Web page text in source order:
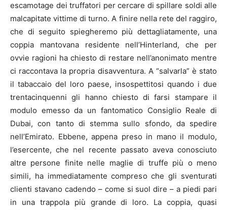
escamotage dei truffatori per cercare di spillare soldi alle
malcapitate vittime di turno. A finire nella rete del raggiro,
che di seguito spiegheremo più dettagliatamente, una
coppia mantovana residente nell’Hinterland, che per
ovvie ragioni ha chiesto di restare nell’anonimato mentre
ci raccontava la propria disavventura. A “salvarla” è stato
il tabaccaio del loro paese, insospettitosi quando i due
trentacinquenni gli hanno chiesto di farsi stampare il
modulo emesso da un fantomatico Consiglio Reale di
Dubai, con tanto di stemma sullo sfondo, da spedire
nell’Emirato. Ebbene, appena preso in mano il modulo,
l’esercente, che nel recente passato aveva conosciuto
altre persone finite nelle maglie di truffe più o meno
simili, ha immediatamente compreso che gli sventurati
clienti stavano cadendo – come si suol dire – a piedi pari
in una trappola più grande di loro. La coppia, quasi